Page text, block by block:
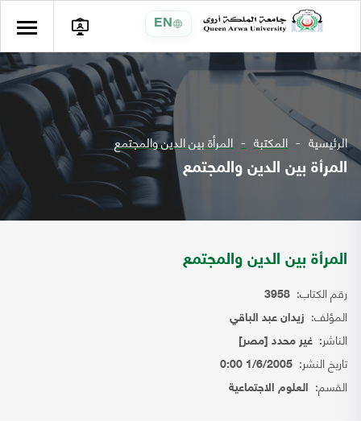
EN
الرئيسية المكتبة المرأة بين الدين والمجتمع
المرأة بين الدين والمجتمع
المرأة بين الدين والمجتمع
رقم الكتاب: 3958
المؤلف: زيدان عبد الباقي
الناشر: غير محدد [مصر]
تاريخ النشر: 1/6/2005 0:00
القسم: العلوم الاجتماعية